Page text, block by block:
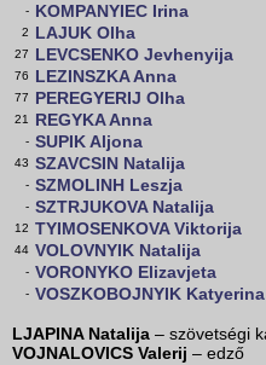
- KOMPANYIEC Irina
2 LAJUK Olha
27 LEVCSENKO Jevhenyija
76 LEZINSZKA Anna
77 PEREGYERIJ Olha
21 REGYKA Anna
- SUPIK Aljona
43 SZAVCSIN Natalija
- SZMOLINH Leszja
- SZTRJUKOVA Natalija
12 TYIMOSENKOVA Viktorija
44 VOLOVNYIK Natalija
- VORONYKO Elizavjeta
- VOSZKOBOJNYIK Katyerina
LJAPINA Natalija – szövetségi
VOJNALOVICS Valerij – edző